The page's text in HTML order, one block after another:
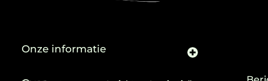
Onze informatie